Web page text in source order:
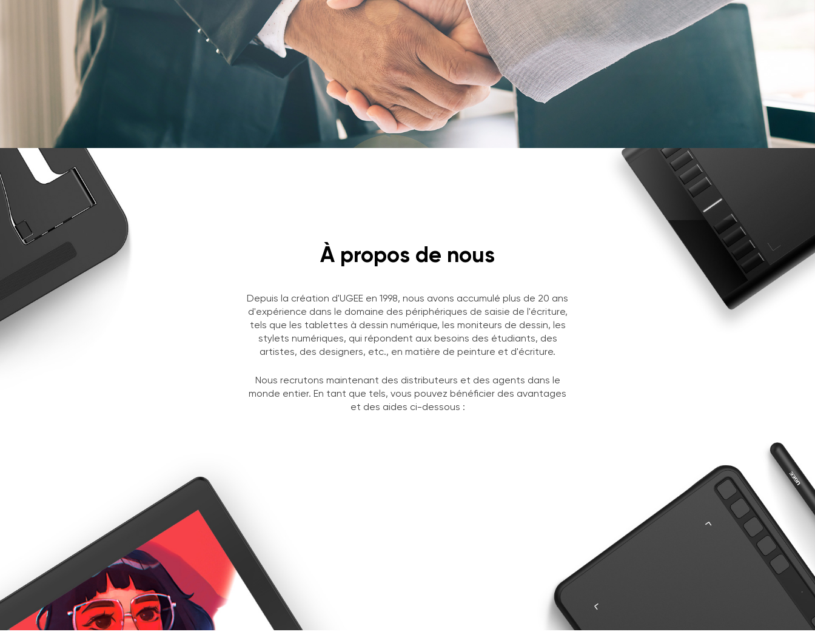
À propos de nous
Depuis la création d'UGEE en 1998, nous avons accumulé plus de 20 ans
d'expérience dans le domaine des périphériques de saisie de l'écriture,
tels que les tablettes à dessin numérique, les moniteurs de dessin, les
stylets numériques, qui répondent aux besoins des étudiants, des
artistes, des designers, etc., en matière de peinture et d'écriture.
Nous recrutons maintenant des distributeurs et des agents dans le
monde entier. En tant que tels, vous pouvez bénéficier des avantages
et des aides ci-dessous :